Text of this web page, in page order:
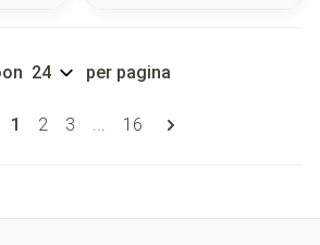
Pagina's
U lees momenteel pagina
1 Pagina
2 Pagina
3 ... Pagina
16
per pagina